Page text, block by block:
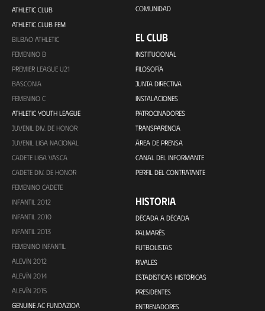
ATHLETIC CLUB
ATHLETIC CLUB FEM
BILBAO ATHLETIC
FEMENINO B
PREMIER LEAGUE U21
BASCONIA
FEMENINO C
ATHLETIC YOUTH LEAGUE
JUVENIL DIV. DE HONOR
JUVENIL LIGA NACIONAL
CADETE LIGA VASCA
CADETE DIV. DE HONOR
FEMENINO CADETE
INFANTIL 2012
INFANTIL 2010
INFANTIL 2013
FEMENINO INFANTIL
ALEVÍN 2012
ALEVÍN 2014
ALEVÍN 2015
GENUINE AC FUNDAZIOA
COMUNIDAD
EL CLUB
INSTITUCIONAL
FILOSOFÍA
JUNTA DIRECTIVA
INSTALACIONES
PATROCINADORES
TRANSPARENCIA
ÁREA DE PRENSA
CANAL DEL INFORMANTE
PERFIL DEL CONTRATANTE
HISTORIA
DÉCADA A DÉCADA
PALMARÉS
FUTBOLISTAS
RIVALES
ESTADÍSTICAS HISTÓRICAS
PRESIDENTES
ENTRENADORES